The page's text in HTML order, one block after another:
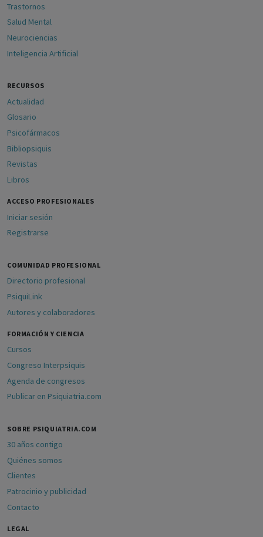
Trastornos
Salud Mental
Neurociencias
Inteligencia Artificial
RECURSOS
Actualidad
Glosario
Psicofármacos
Bibliopsiquis
Revistas
Libros
ACCESO PROFESIONALES
Iniciar sesión
Registrarse
COMUNIDAD PROFESIONAL
Directorio profesional
PsiquiLink
Autores y colaboradores
FORMACIÓN Y CIENCIA
Cursos
Congreso Interpsiquis
Agenda de congresos
Publicar en Psiquiatria.com
SOBRE PSIQUIATRIA.COM
30 años contigo
Quiénes somos
Clientes
Patrocinio y publicidad
Contacto
LEGAL